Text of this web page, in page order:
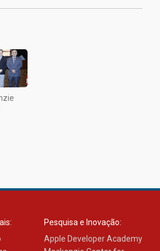
Pesquisa e Inovação:
Apple Developer Academy